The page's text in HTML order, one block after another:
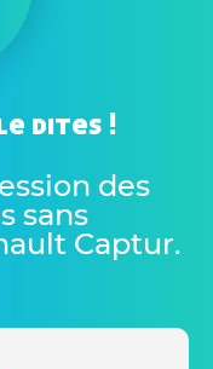
dites !
des
sans
Captur.